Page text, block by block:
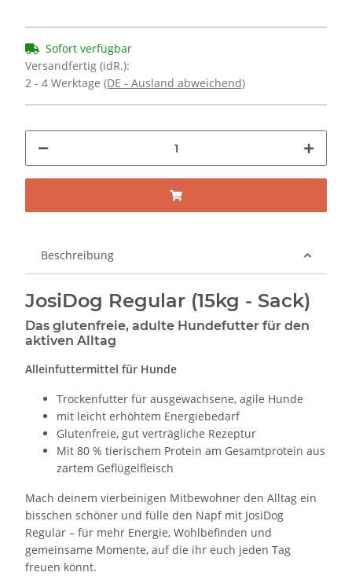
Sofort verfügbar
Versandfertig (idR.):
2 - 4 Werktage (DE - Ausland abweichend)
Beschreibung
JosiDog Regular (15kg - Sack)
Das glutenfreie, adulte Hundefutter für den
aktiven Alltag
Alleinfuttermittel für Hunde
Trockenfutter für ausgewachsene, agile Hunde
mit leicht erhöhtem Energiebedarf
Glutenfreie, gut verträgliche Rezeptur
Mit 80 % tierischem Protein am Gesamtprotein aus
zartem Geflügelfleisch
Mach deinem vierbeinigen Mitbewohner den Alltag ein
bisschen schöner und fülle den Napf mit JosiDog
Regular – für mehr Energie, Wohlbefinden und
gemeinsame Momente, auf die ihr euch jeden Tag
freuen könnt.